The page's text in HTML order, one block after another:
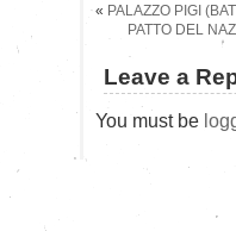
« PALAZZO PIGI
PATTO DEL
Leave a
You must be